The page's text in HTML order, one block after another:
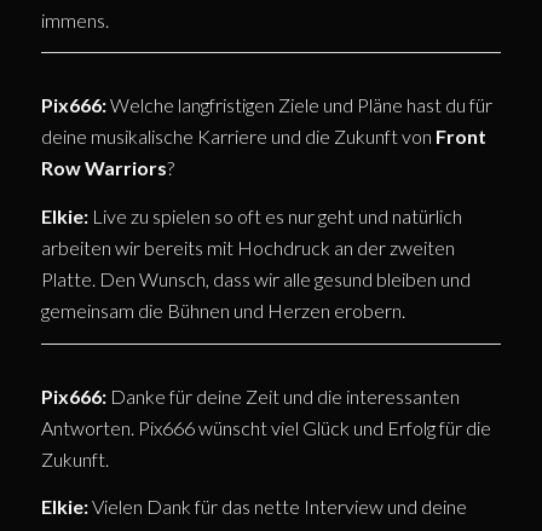
immens.
Pix666:Welche langfristigen Ziele und Pläne hast du für
deine musikalische Karriere und die Zukunft von Front
Row Warriors?
Elkie: Live zu spielen so oft es nur geht und natürlich
arbeiten wir bereits mit Hochdruck an der zweiten
Platte. Den Wunsch, dass wir alle gesund bleiben und
gemeinsam die Bühnen und Herzen erobern.
Pix666: Danke für deine Zeit und die interessanten
Antworten. Pix666 wünscht viel Glück und Erfolg für die
Zukunft.
Elkie:Vielen Dank für das nette Interview und deine